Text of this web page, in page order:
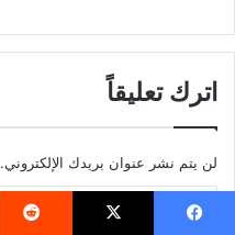
اترك تعليقاً
لن يتم نشر عنوان بريدك الإلكتروني.